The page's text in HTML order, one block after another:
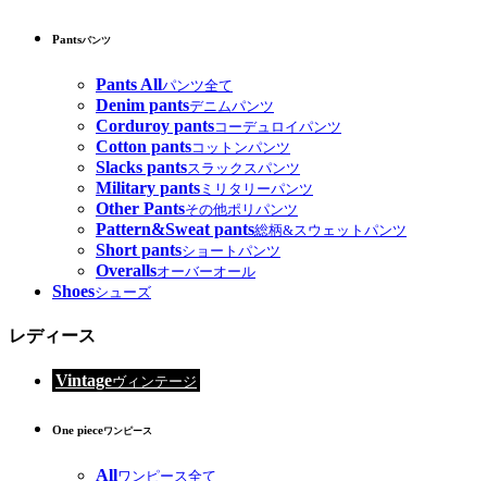
Pantsパンツ
Pants Allパンツ全て
Denim pantsデニムパンツ
Corduroy pantsコーデュロイパンツ
Cotton pantsコットンパンツ
Slacks pantsスラックスパンツ
Military pants ミリタリーパンツ
Other Pantsその他ポリパンツ
Pattern&Sweat pants総柄&スウェットパンツ
Short pantsショートパンツ
Overallsオーバーオール
Shoesシューズ
レディース
Vintageヴィンテージ
One pieceワンピース
Allワンピース全て